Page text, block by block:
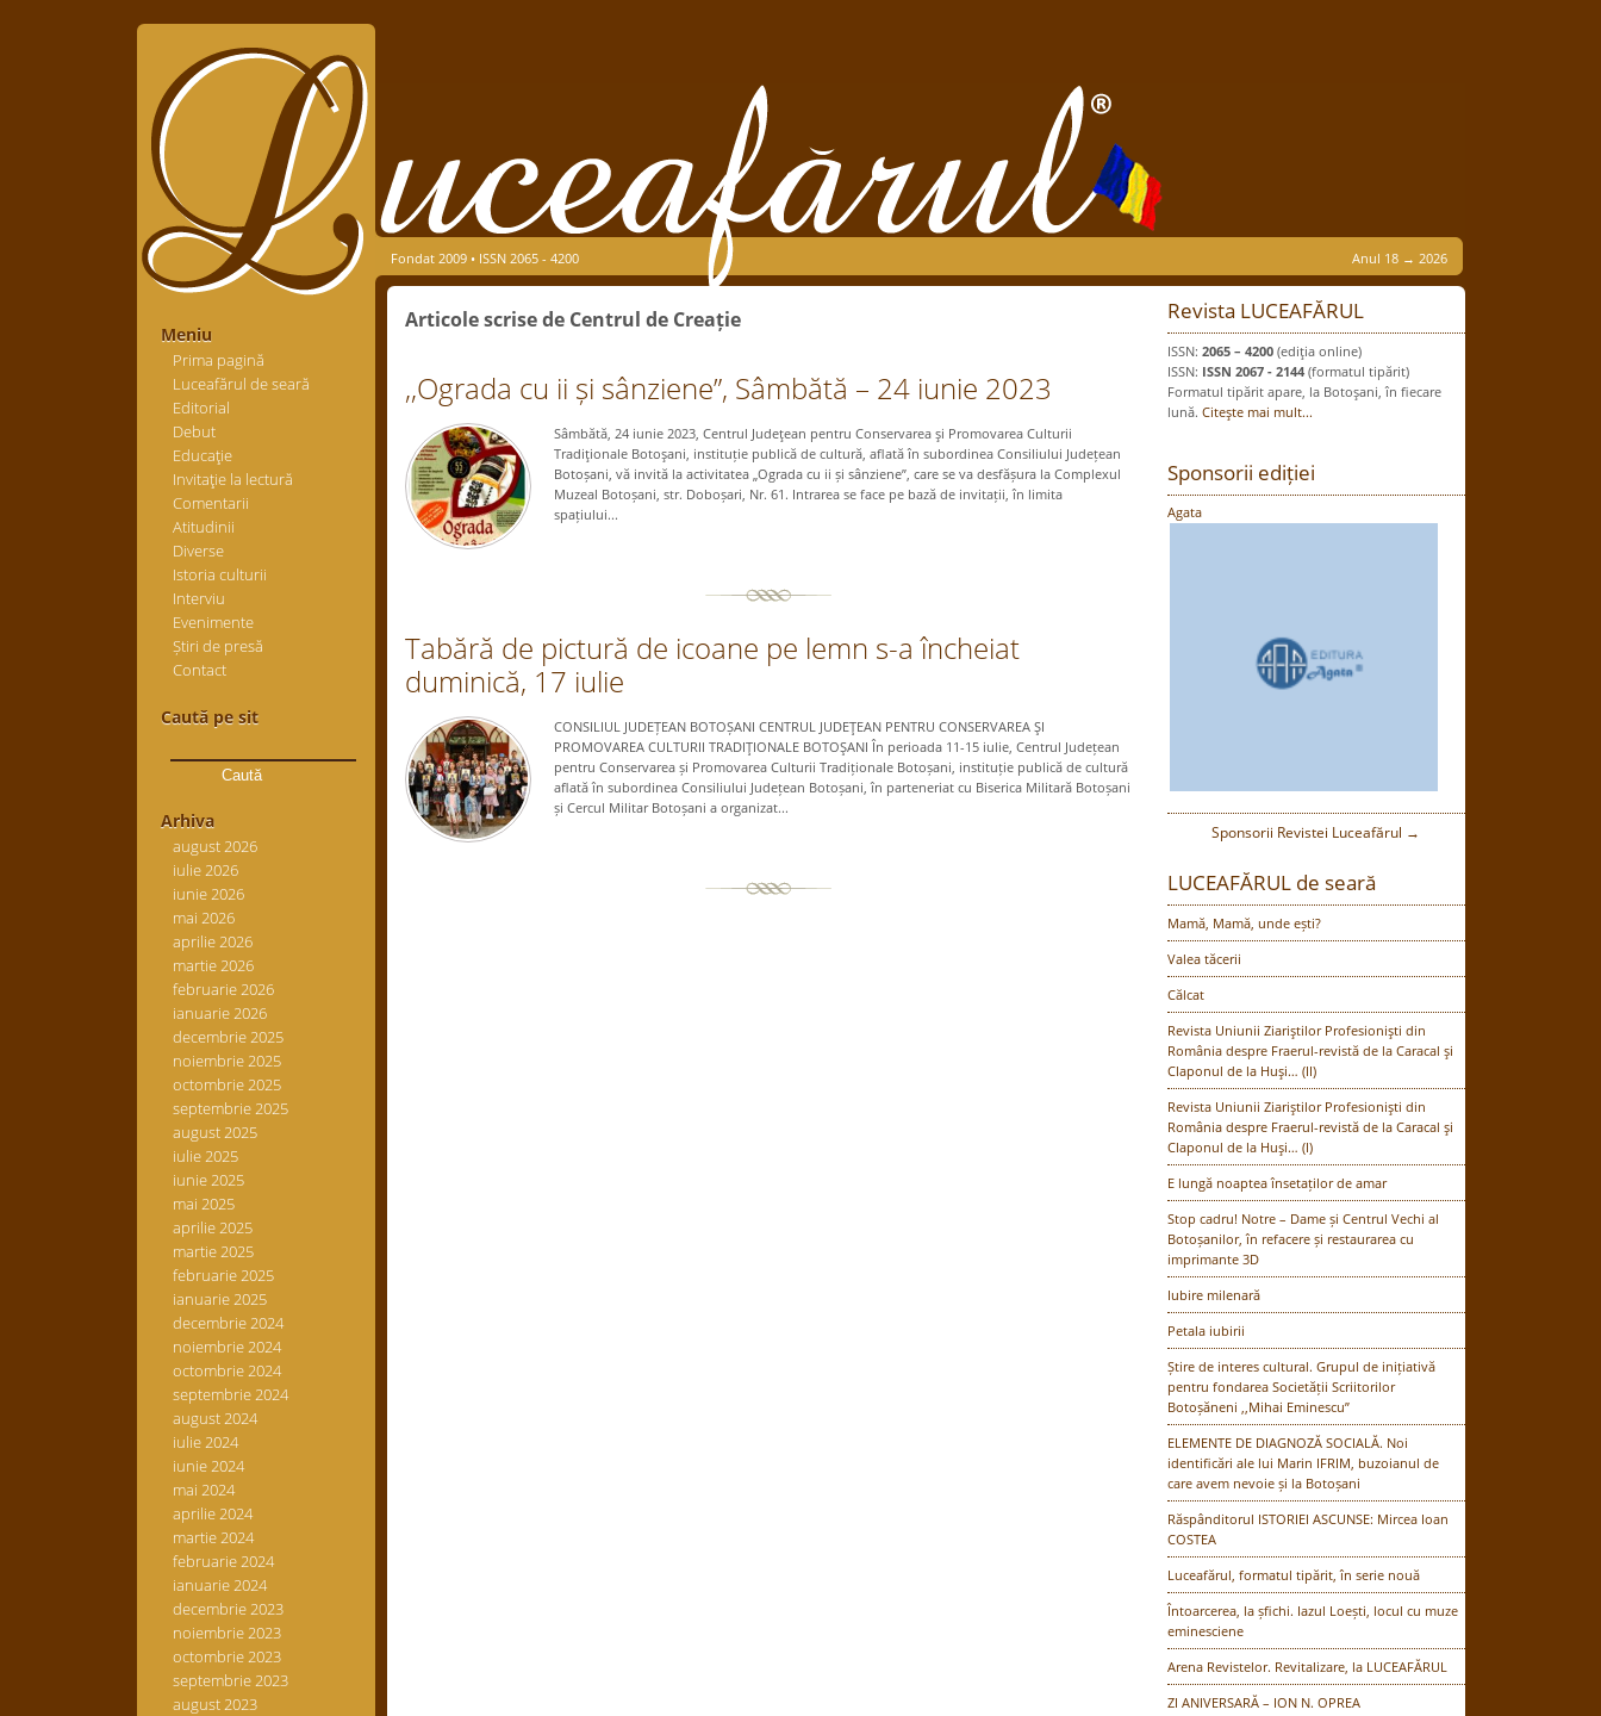
Meniu
Prima pagină
Luceafărul de seară
Editorial
Debut
Educaţie
Invitaţie la lectură
Comentarii
Atitudinii
Diverse
Istoria culturii
Interviu
Evenimente
Știri de presă
Contact
Caută pe sit
după:
Arhiva
august 2026
iulie 2026
iunie 2026
mai 2026
aprilie 2026
martie 2026
februarie 2026
ianuarie 2026
decembrie 2025
noiembrie 2025
octombrie 2025
septembrie 2025
august 2025
iulie 2025
iunie 2025
mai 2025
aprilie 2025
martie 2025
februarie 2025
ianuarie 2025
decembrie 2024
noiembrie 2024
octombrie 2024
septembrie 2024
august 2024
iulie 2024
iunie 2024
mai 2024
aprilie 2024
martie 2024
februarie 2024
ianuarie 2024
decembrie 2023
noiembrie 2023
octombrie 2023
septembrie 2023
august 2023
Fondat 2009 • ISSN 2065 - 4200 Anul 18 → 2026
Revista LUCEAFĂRUL
ISSN: 2065 – 4200(ediţia online)
ISSN: ISSN 2067 - 2144(formatul tipărit)
Formatul tipărit apare, la Botoşani, în fiecare
lună. Citeşte mai mult...
Sponsorii ediției
Agata
Sponsorii Revistei Luceafărul →
LUCEAFĂRUL de seară
Mamă, Mamă, unde ești?
Valea tăcerii
Călcat
Revista Uniunii Ziariştilor Profesionişti din
România despre Fraerul-revistă de la Caracal şi
Claponul de la Huşi… (II)
Revista Uniunii Ziariştilor Profesionişti din
România despre Fraerul-revistă de la Caracal şi
Claponul de la Huşi… (I)
E lungă noaptea însetaților de amar
Stop cadru! Notre – Dame și Centrul Vechi al
Botoșanilor, în refacere și restaurarea cu
imprimante 3D
Iubire milenară
Petala iubirii
Știre de interes cultural. Grupul de inițiativă
pentru fondarea Societății Scriitorilor
Botoșăneni ,,Mihai Eminescu”
ELEMENTE DE DIAGNOZĂ SOCIALĂ. Noi
identificări ale lui Marin IFRIM, buzoianul de
care avem nevoie și la Botoșani
Răspânditorul ISTORIEI ASCUNSE: Mircea Ioan
COSTEA
Luceafărul, formatul tipărit, în serie nouă
Întoarcerea, la șfichi. Iazul Loești, locul cu muze
eminesciene
Arena Revistelor. Revitalizare, la LUCEAFĂRUL
ZI ANIVERSARĂ – ION N. OPREA
Articole scrise de Centrul de Creație
,,Ograda cu ii și sânziene”, Sâmbătă – 24 iunie 2023
Sâmbătă, 24 iunie 2023, Centrul Judeţean pentru Conservarea şi Promovarea Culturii
Tradiţionale Botoşani, instituție publică de cultură, aflată în subordinea Consiliului Județean
Botoșani, vă invită la activitatea „Ograda cu ii și sânziene”, care se va desfășura la Complexul
Muzeal Botoșani, str. Doboșari, Nr. 61. Intrarea se face pe bază de invitații, în limita
spațiului...
Tabără de pictură de icoane pe lemn s-a încheiat
duminică, 17 iulie
CONSILIUL JUDEȚEAN BOTOȘANI CENTRUL JUDEŢEAN PENTRU CONSERVAREA ŞI
PROMOVAREA CULTURII TRADIŢIONALE BOTOŞANI În perioada 11-15 iulie, Centrul Județean
pentru Conservarea și Promovarea Culturii Tradiționale Botoșani, instituție publică de cultură
aflată în subordinea Consiliului Județean Botoșani, în parteneriat cu Biserica Militară Botoșani
și Cercul Militar Botoșani a organizat...